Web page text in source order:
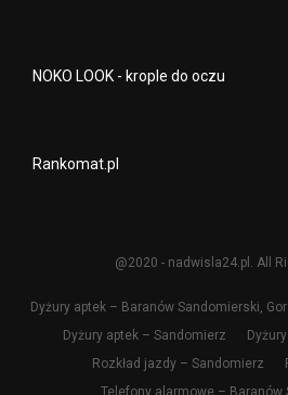
NOKO LOOK - krople do oczu
Rankomat.pl
@2020 - nadwisla24.pl. All
Dyżury aptek – Baranów Sandomierski,
Dyżury aptek – Sandomierz
Rozkład jazdy – Sandomierz
Telefony alarmowe – Baranów